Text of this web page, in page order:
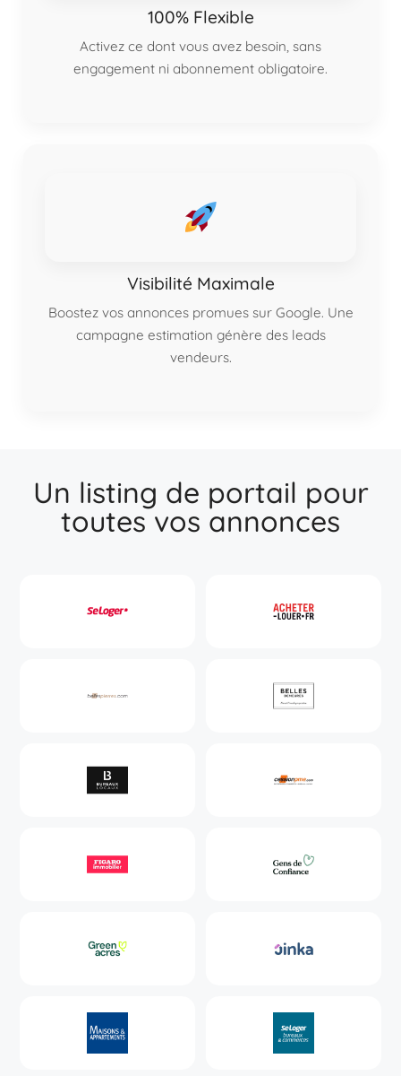
100% Flexible
Activez ce dont vous avez besoin, sans
engagement ni abonnement obligatoire.
Visibilité Maximale
Boostez vos annonces promues sur Google. Une
campagne estimation génère des leads
vendeurs.
Un listing de portail pour
toutes vos annonces